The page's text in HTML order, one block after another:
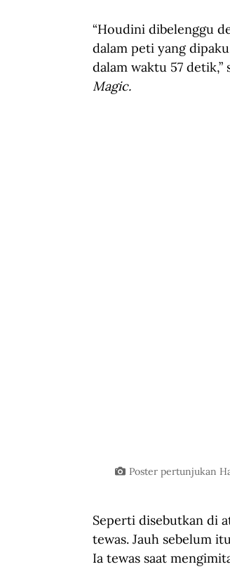
“Houdini dibelenggu
dalam peti yang
dalam waktu 57
Magic.
Poster pertunjukan
Seperti disebutkan di
tewas. Jauh sebelum
Ia tewas saat